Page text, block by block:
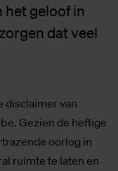
het geloof in
dat veel
disclaimer van
Gezien de heftige
oorlog in
ruimte te laten en